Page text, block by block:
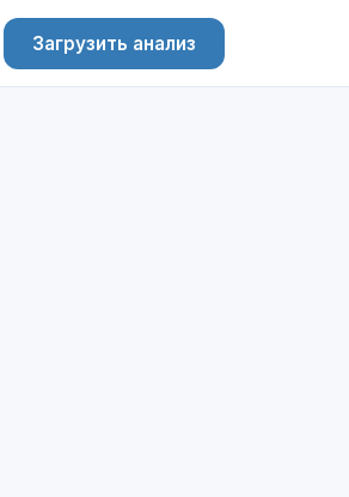
Загрузить анализ